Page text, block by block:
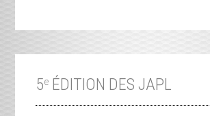
5e ÉDITION DES JAPL